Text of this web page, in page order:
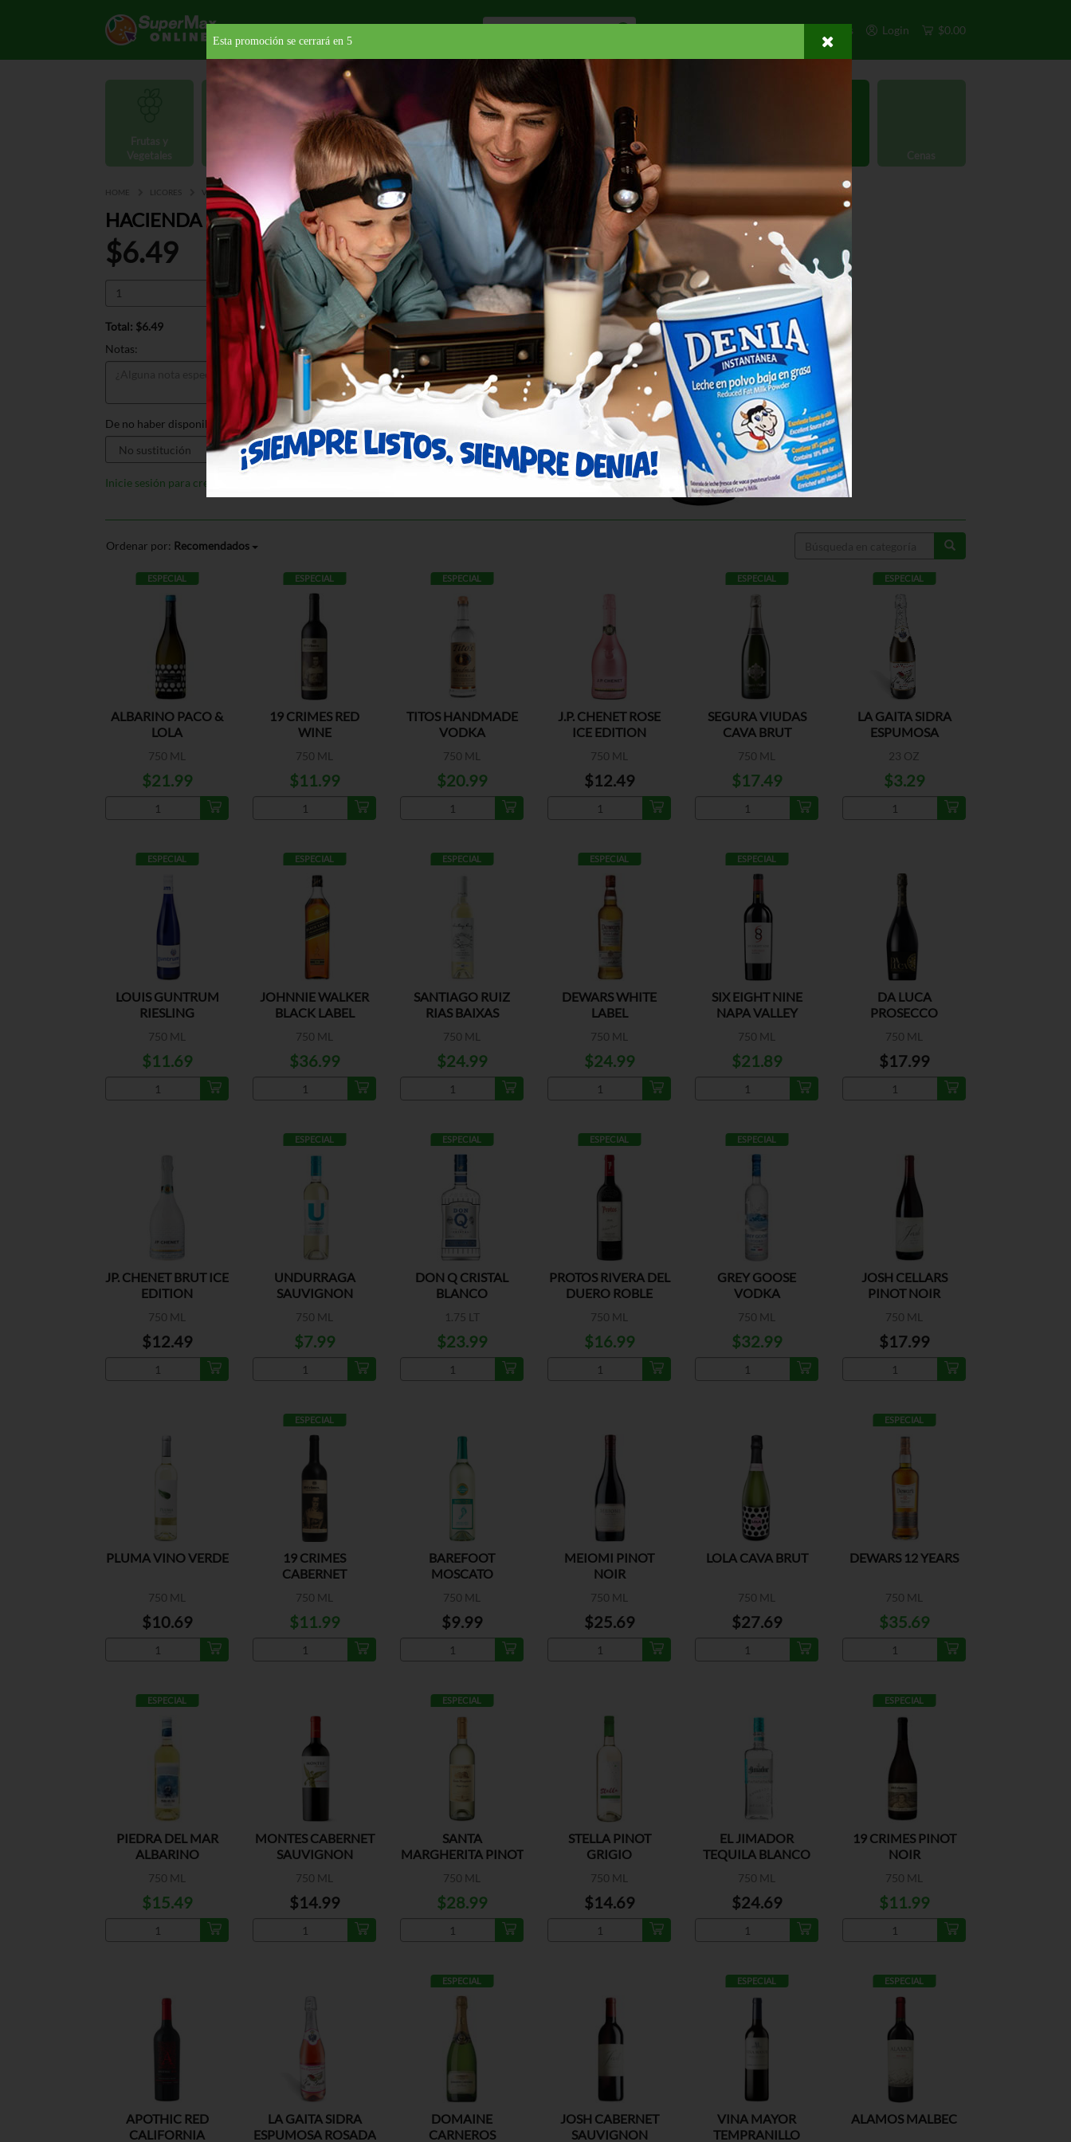
Otros Login $0.00
Provisiones Lácteos
Hogar, Salud y
Belleza
Deli y Bakery
HOME LICORES VINO TINTO ESTADOS UNIDOS HACIENDA LOS ANDES MALBEC
HACIENDA LOS ANDES MALBEC 750 ML
$6.49
Total: $6.49
Notas:
De no haber disponible, sustituir por:
Inicie sesión para crear listas
Ordenar por: Recomendados
ESPECIAL
ALBARINO PACO &
LOLA
750 ML
$21.99
ESPECIAL
19 CRIMES RED
WINE
750 ML
$11.99
ESPECIAL
TITOS HANDMADE
VODKA
750 ML
$20.99
J.P. CHENET ROSE
ICE EDITION
750 ML
$12.49
ESPECIAL
SEGURA VIUDAS
CAVA BRUT
750 ML
$17.49
ESPECIAL
LA GAITA SIDRA
ESPUMOSA
23 OZ
$3.29
ESPECIAL
LOUIS GUNTRUM
RIESLING
750 ML
$11.69
ESPECIAL
JOHNNIE WALKER
BLACK LABEL
750 ML
$36.99
ESPECIAL
SANTIAGO RUIZ
RIAS BAIXAS
750 ML
$24.99
ESPECIAL
DEWARS WHITE
LABEL
750 ML
$24.99
ESPECIAL
SIX EIGHT NINE
NAPA VALLEY
750 ML
$21.89
DA LUCA
PROSECCO
750 ML
$17.99
JP. CHENET BRUT ICE
EDITION
750 ML
$12.49
ESPECIAL
UNDURRAGA
SAUVIGNON
750 ML
$7.99
ESPECIAL
DON Q CRISTAL
BLANCO
1.75 LT
$23.99
ESPECIAL
PROTOS RIVERA DEL
DUERO ROBLE
750 ML
$16.99
ESPECIAL
GREY GOOSE
VODKA
750 ML
$32.99
JOSH CELLARS
PINOT NOIR
750 ML
$17.99
PLUMA VINO VERDE
750 ML
$10.69
ESPECIAL
19 CRIMES
CABERNET
750 ML
$11.99
BAREFOOT
MOSCATO
750 ML
$9.99
MEIOMI PINOT
NOIR
750 ML
$25.69
LOLA CAVA BRUT
750 ML
$27.69
ESPECIAL
DEWARS 12 YEARS
750 ML
$35.69
ESPECIAL
PIEDRA DEL MAR
ALBARINO
750 ML
$15.49
MONTES CABERNET
SAUVIGNON
750 ML
$14.99
ESPECIAL
SANTA
MARGHERITA PINOT
750 ML
$28.99
STELLA PINOT
GRIGIO
750 ML
$14.69
EL JIMADOR
TEQUILA BLANCO
750 ML
$24.69
ESPECIAL
19 CRIMES PINOT
NOIR
750 ML
$11.99
APOTHIC RED
CALIFORNIA
LA GAITA SIDRA
ESPUMOSA ROSADA
ESPECIAL
DOMAINE
CARNEROS
JOSH CABERNET
SAUVIGNON
ESPECIAL
VINA MAYOR
TEMPRANILLO
ESPECIAL
ALAMOS MALBEC
Esta promoción se cerrará en 4